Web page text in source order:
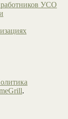
работников УСО
.